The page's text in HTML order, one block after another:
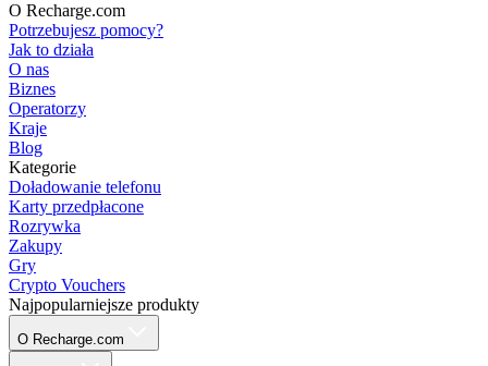
O Recharge.com
Potrzebujesz pomocy?
Jak to działa
O nas
Biznes
Operatorzy
Kraje
Blog
Kategorie
Doładowanie telefonu
Karty przedpłacone
Rozrywka
Zakupy
Gry
Crypto Vouchers
Najpopularniejsze produkty
O Recharge.com